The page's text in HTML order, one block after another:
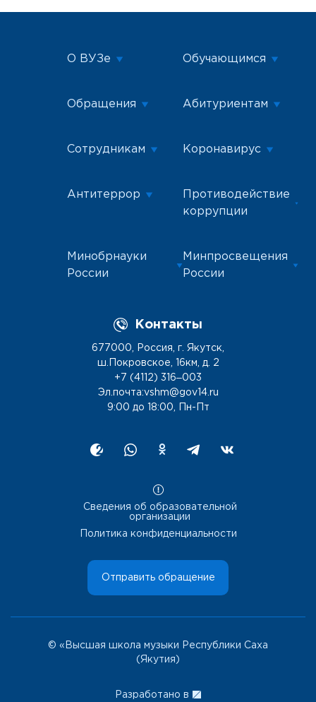
О ВУЗе Обучающимся
Обращения Абитуриентам
Сотрудникам Коронавирус
Антитеррор
Противодействие
коррупции
Минобрнауки
России
Минпросвещения
России
Контакты
677000, Россия, г. Якутск,
ш.Покровское, 16км, д. 2
+7 (4112) 316‒003
Эл.почта:vshm@gov14.ru
9:00 до 18:00, Пн-Пт
Отправить обращение
Сведения об образовательной
организации
Политика конфиденциальности
© «Высшая школа музыки Республики Саха
(Якутия)
Разработано в